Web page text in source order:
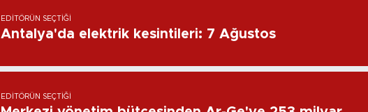
EDITÖRÜN SEÇTIĞI
Antalya'da elektrik kesintileri: 7 Ağustos
EDITÖRÜN SEÇTIĞI